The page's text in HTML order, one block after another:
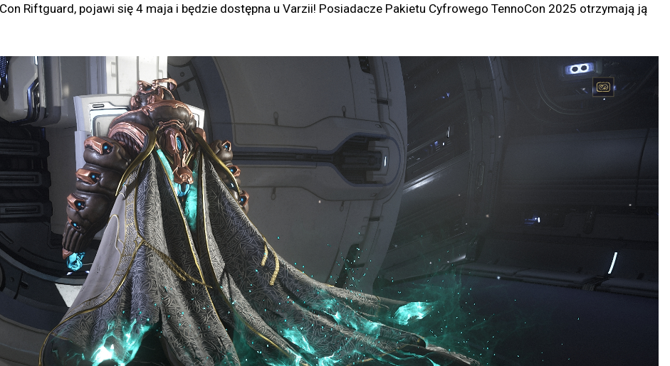
Riftguard, pojawi się 4 maja i będzie dostępna u Varzii! Posiadacze Pakietu Cyfrowego TennoCon 2025 otrzymają ją